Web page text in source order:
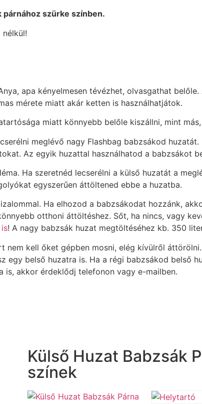
párnához szürke színben.
apa kényelmesen tévézhet, olvasgathat
mérete miatt akár ketten is használhatjátok.
miatt könnyebb belőle kiszállni, mint
meglévő nagy Flashbag babzsákod
Az egyik huzattal használhatod a babzsákot
Ha szeretnéd lecserélni a külső huzatát a
egyszerűen áttöltened ebbe a huzatba.
Ha elhozod a babzsákodat hozzánk,
otthoni áttöltéshez. Sőt, ha nincs, vagy
! A nagy babzsák huzat megtöltéséhez kb. 350
nem kell őket gépben mosni, elég kívülről
egy belső huzatra is. Ha a régi babzsákod belső
is, akkor érdeklődj telefonon vagy e-mailben.
Külső Huzat Babzsák
színek